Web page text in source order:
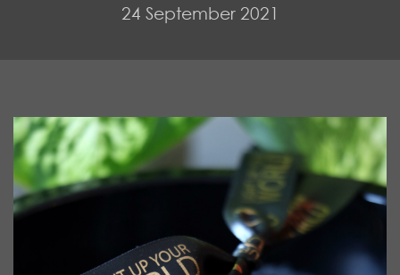
24 September 2021